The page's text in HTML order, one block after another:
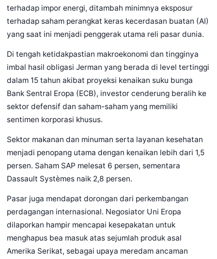
terhadap impor energi, ditambah minimnya eksposur
terhadap saham perangkat keras kecerdasan buatan (AI)
yang saat ini menjadi penggerak utama reli pasar dunia.
Di tengah ketidakpastian makroekonomi dan tingginya
imbal hasil obligasi Jerman yang berada di level tertinggi
dalam 15 tahun akibat proyeksi kenaikan suku bunga
Bank Sentral Eropa (ECB), investor cenderung beralih ke
sektor defensif dan saham-saham yang memiliki
sentimen korporasi khusus.
Sektor makanan dan minuman serta layanan kesehatan
menjadi penopang utama dengan kenaikan lebih dari 1,5
persen. Saham SAP melesat 6 persen, sementara
Dassault Systèmes naik 2,8 persen.
Pasar juga mendapat dorongan dari perkembangan
perdagangan internasional. Negosiator Uni Eropa
dilaporkan hampir mencapai kesepakatan untuk
menghapus bea masuk atas sejumlah produk asal
Amerika Serikat, sebagai upaya meredam ancaman